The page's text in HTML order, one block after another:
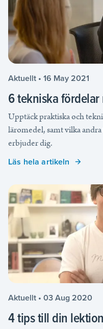
Aktuellt • 16 May 2021
6 tekniska
Upptäck praktiska och
läromedel, samt vilka
erbjuder dig.
Läs hela artikeln
Aktuellt • 03 Aug 2020
4 tips till din